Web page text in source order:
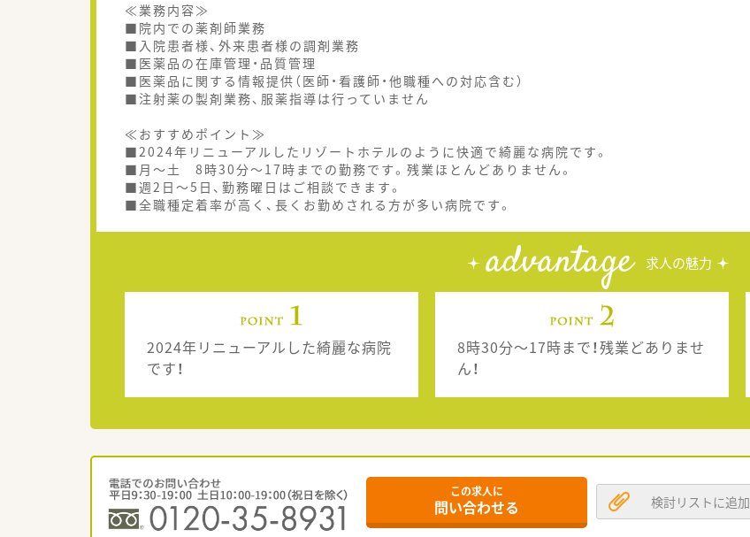
≪業務内容≫
■院内での薬剤師業務
■入院患者様、外来患者様の調剤業務
■医薬品の在庫管理・品質管理
■医薬品に関する情報提供（医師・看護師・他職種への対応含む）
■注射薬の製剤業務、服薬指導は行っていません
≪おすすめポイント≫
■2024年リニューアルしたリゾートホテルのように快適で綺麗な病院です。
■月～土 8時30分～17時までの勤務です。残業ほとんどありません。
■週2日～5日、勤務曜日はご相談できます。
■全職種定着率が高く、長くお勤めされる方が多い病院です。
advantage 求人の魅力
2024年リニューアルした綺麗な病院
です！
8時30分～17時まで！残業どありませ
ん！
この求人に
問い合わせる 検討リストに追加